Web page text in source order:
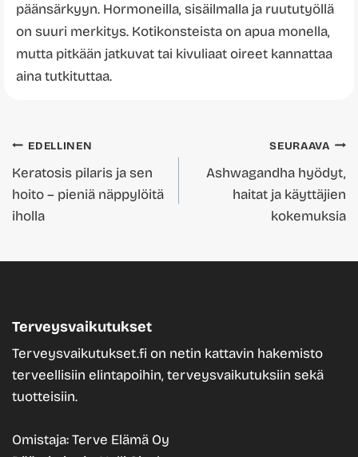
päänsärkyyn. Hormoneilla, sisäilmalla ja ruututyöllä
on suuri merkitys. Kotikonsteista on apua monella,
mutta pitkään jatkuvat tai kivuliaat oireet kannattaa
aina tutkituttaa.
Artikkelien
selaus
EDELLINEN
Keratosis pilaris ja sen
hoito – pieniä näppylöitä
iholla
SEURAAVA
Ashwagandha hyödyt,
haitat ja käyttäjien
kokemuksia
Terveysvaikutukset
Terveysvaikutukset.fi on netin kattavin hakemisto
terveellisiin elintapoihin, terveysvaikutuksiin sekä
tuotteisiin.
Omistaja: Terve Elämä Oy